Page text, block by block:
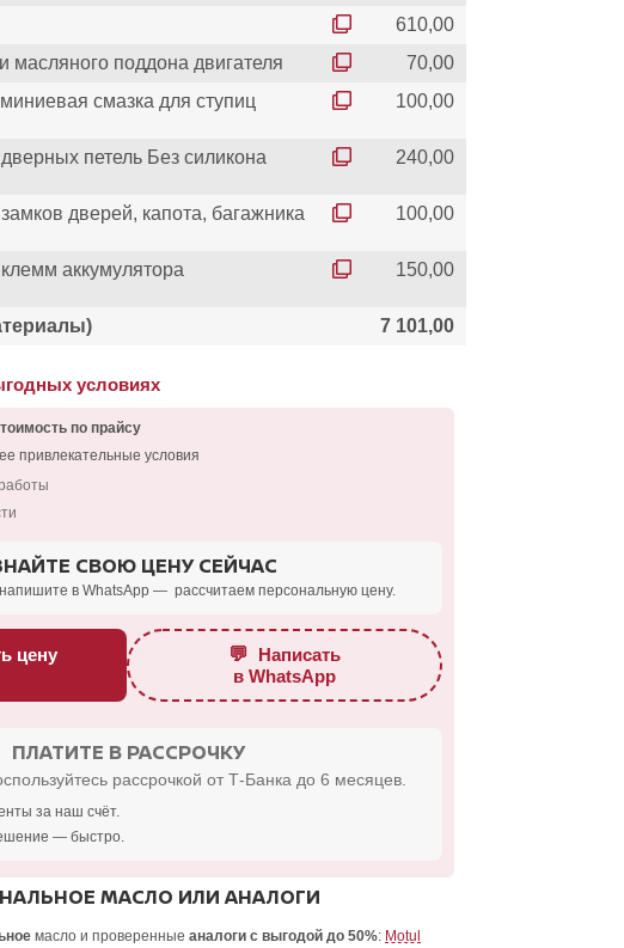
610,00
масляного поддона двигателя
70,00
смазка для ступиц
100,00
петель Без силикона 240,00
дверей, капота, багажника 100,00
аккумулятора 150,00
7 101,00
условиях
по прайсу
привлекательные условия
СВОЮ ЦЕНУ СЕЙЧАС
в WhatsApp — рассчитаем персональную цену.
цену 💬 Написать
в WhatsApp
ПЛАТИТЕ В РАССРОЧКУ
рассрочкой от Т-Банка до 6 месяцев.
за наш счёт.
— быстро.
МАСЛО ИЛИ АНАЛОГИ
масло и проверенные аналоги с выгодой до 50%: Motul